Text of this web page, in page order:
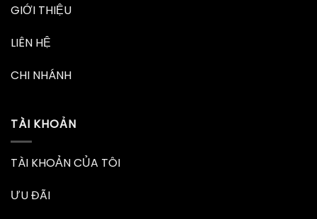
GIỚI THIỆU
LIÊN HỆ
CHI NHÁNH
TÀI KHOẢN
TÀI KHOẢN CỦA TÔI
ƯU ĐÃI